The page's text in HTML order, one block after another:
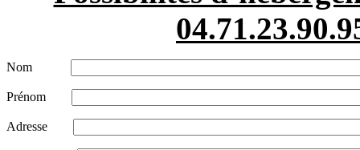
Nom
Prénom
Adresse